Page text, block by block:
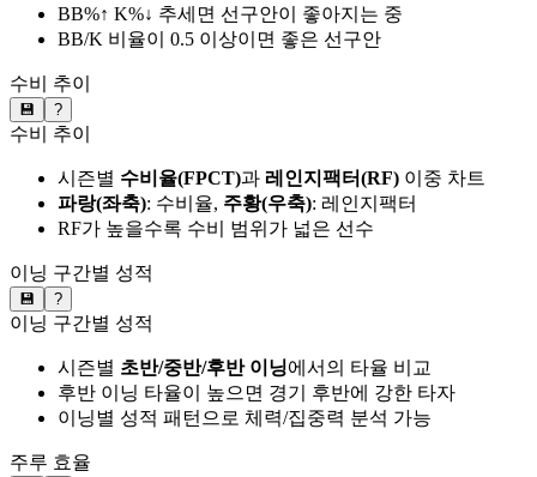
BB%↑ K%↓ 추세면 선구안이 좋아지는 중
BB/K 비율이 0.5 이상이면 좋은 선구안
수비 추이
💾 ?
수비 추이
시즌별 수비율(FPCT)과 레인지팩터(RF) 이중 차트
파랑(좌축): 수비율, 주황(우축): 레인지팩터
RF가 높을수록 수비 범위가 넓은 선수
이닝 구간별 성적
💾 ?
이닝 구간별 성적
시즌별 초반/중반/후반 이닝에서의 타율 비교
후반 이닝 타율이 높으면 경기 후반에 강한 타자
이닝별 성적 패턴으로 체력/집중력 분석 가능
주루 효율